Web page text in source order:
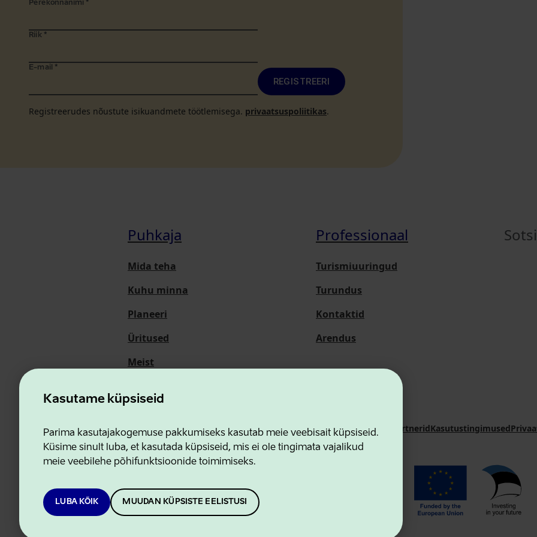
Kasutame küpsiseid
Parima kasutajakogemuse pakkumiseks kasutab meie veebisait küpsiseid.
Küsime sinult luba, et kasutada küpsiseid, mis ei ole tingimata vajalikud
meie veebilehe põhifunktsioonide toimimiseks.
LUBA KÕIK MUUDAN KÜPSISTE EELISTUSI
Perekonnanimi *
Riik *
E-mail *
REGISTREERI
Registreerudes nõustute isikuandmete töötlemisega. privaatsuspoliitikas.
Puhkaja
Mida teha
Kuhu minna
Planeeri
Üritused
Meist
Professionaal
Turismiuuringud
Turundus
Kontaktid
Arendus
Ettevõtluse ja Innovatsiooni SihtasutusKontaktidKoostööpartneridKasutustingimused